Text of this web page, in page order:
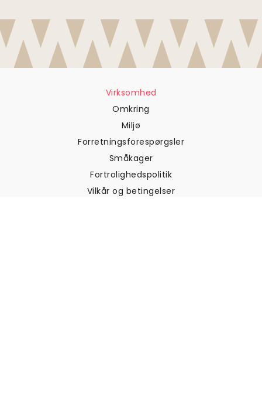
Virksomhed
Omkring
Miljø
Forretningsforespørgsler
Småkager
Fortrolighedspolitik
Vilkår og betingelser